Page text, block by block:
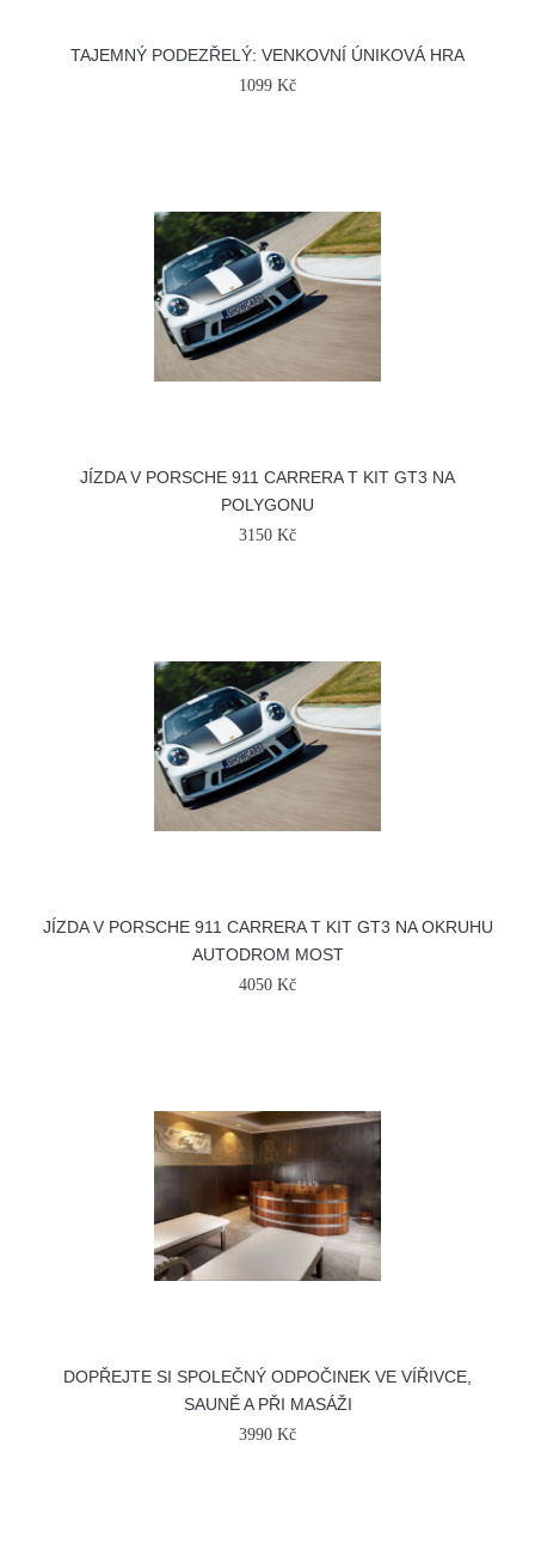
TAJEMNÝ PODEZŘELÝ: VENKOVNÍ ÚNIKOVÁ HRA
1099 Kč
JÍZDA V PORSCHE 911 CARRERA T KIT GT3 NA
POLYGONU
3150 Kč
JÍZDA V PORSCHE 911 CARRERA T KIT GT3 NA OKRUHU
AUTODROM MOST
4050 Kč
DOPŘEJTE SI SPOLEČNÝ ODPOČINEK VE VÍŘIVCE,
SAUNĚ A PŘI MASÁŽI
3990 Kč